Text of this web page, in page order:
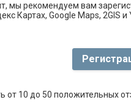
мы рекомендуем вам
Картах, Google Maps,
10 до 50 положительных